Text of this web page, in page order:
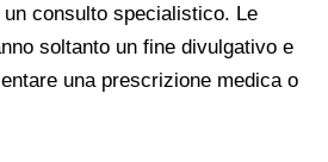
consulto specialistico. Le
soltanto un fine divulgativo e
una prescrizione medica o